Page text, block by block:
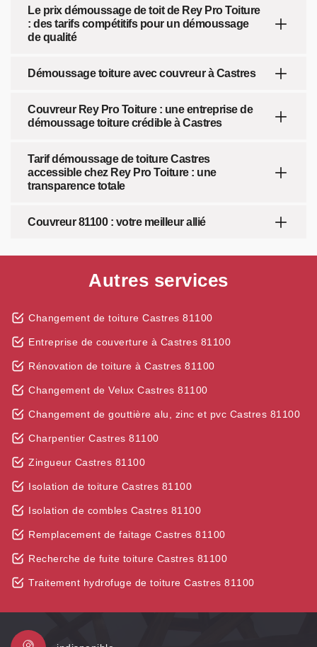
Le prix démoussage de toit de Rey Pro Toiture
: des tarifs compétitifs pour un démoussage
de qualité
Démoussage toiture avec couvreur à Castres
Couvreur Rey Pro Toiture : une entreprise de
démoussage toiture crédible à Castres
Tarif démoussage de toiture Castres
accessible chez Rey Pro Toiture : une
transparence totale
Couvreur 81100 : votre meilleur allié
Autres services
Changement de toiture Castres 81100
Entreprise de couverture à Castres 81100
Rénovation de toiture à Castres 81100
Changement de Velux Castres 81100
Changement de gouttière alu, zinc et pvc Castres 81100
Charpentier Castres 81100
Zingueur Castres 81100
Isolation de toiture Castres 81100
Isolation de combles Castres 81100
Remplacement de faitage Castres 81100
Recherche de fuite toiture Castres 81100
Traitement hydrofuge de toiture Castres 81100